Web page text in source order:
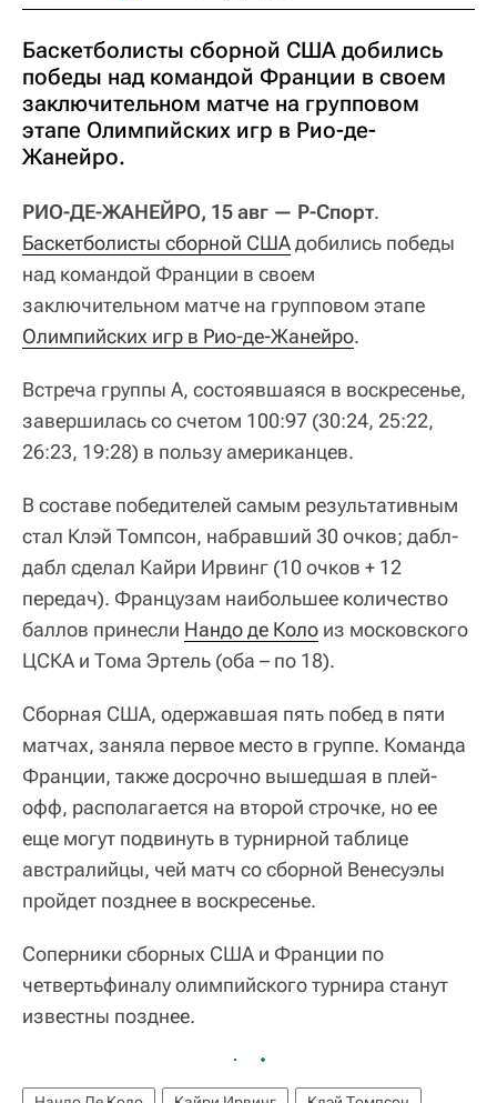
Баскетболисты сборной США добились
победы над командой Франции в своем
заключительном матче на групповом
этапе Олимпийских игр в Рио-де-
Жанейро.
РИО-ДЕ-ЖАНЕЙРО, 15 авг — Р-Спорт.
Баскетболисты сборной СШАдобились победы
над командой Франции в своем
заключительном матче на групповом этапе
Олимпийских игр в Рио-де-Жанейро.
Встреча группы А, состоявшаяся в воскресенье,
завершилась со счетом 100:97 (30:24, 25:22,
26:23, 19:28) в пользу американцев.
В составе победителей самым результативным
стал Клэй Томпсон, набравший 30 очков; дабл-
дабл сделал Кайри Ирвинг (10 очков + 12
передач). Французам наибольшее количество
баллов принесли Нандо де Коло из московского
ЦСКА и Тома Эртель (оба – по 18).
Сборная США, одержавшая пять побед в пяти
матчах, заняла первое место в группе. Команда
Франции, также досрочно вышедшая в плей-
офф, располагается на второй строчке, но ее
еще могут подвинуть в турнирной таблице
австралийцы, чей матч со сборной Венесуэлы
пройдет позднее в воскресенье.
Соперники сборных США и Франции по
четвертьфиналу олимпийского турнира станут
известны позднее.